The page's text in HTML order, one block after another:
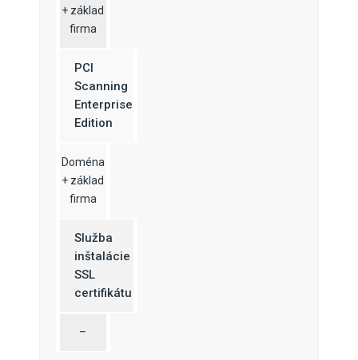
+ základ
firma
PCI
Scanning
Enterprise
Edition
Doména
+ základ
firma
Služba
inštalácie
SSL
certifikátu
–